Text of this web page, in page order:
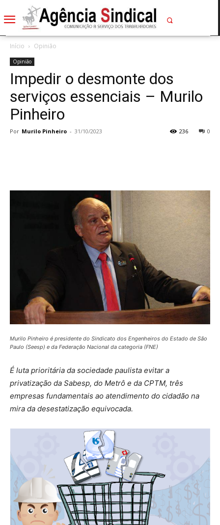
Início Opinião
Opinião
Impedir o desmonte dos
serviços essenciais – Murilo
Pinheiro
Por Murilo Pinheiro - 31/10/2023 0
236
Murilo Pinheiro é presidente do Sindicato dos Engenheiros do Estado de São
Paulo (Seesp) e da Federação Nacional da categoria (FNE)
É luta prioritária da sociedade paulista evitar a
privatização da Sabesp, do Metrô e da CPTM, três
empresas fundamentais ao atendimento do cidadão na
mira da desestatização equivocada.